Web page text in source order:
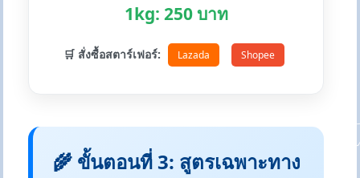
1kg: 250 บาท
🛒 สั่งซื้อสตาร์เฟอร์: Lazada Shopee
🌾 ขั้นตอนที่ 3: สูตรเฉพาะทาง